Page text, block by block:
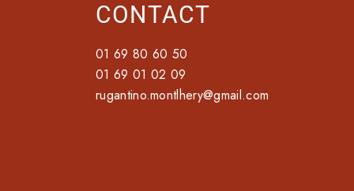
CONTACT
01 69 80 60 50
01 69 01 02 09
rugantino.montlhery@gmail.com